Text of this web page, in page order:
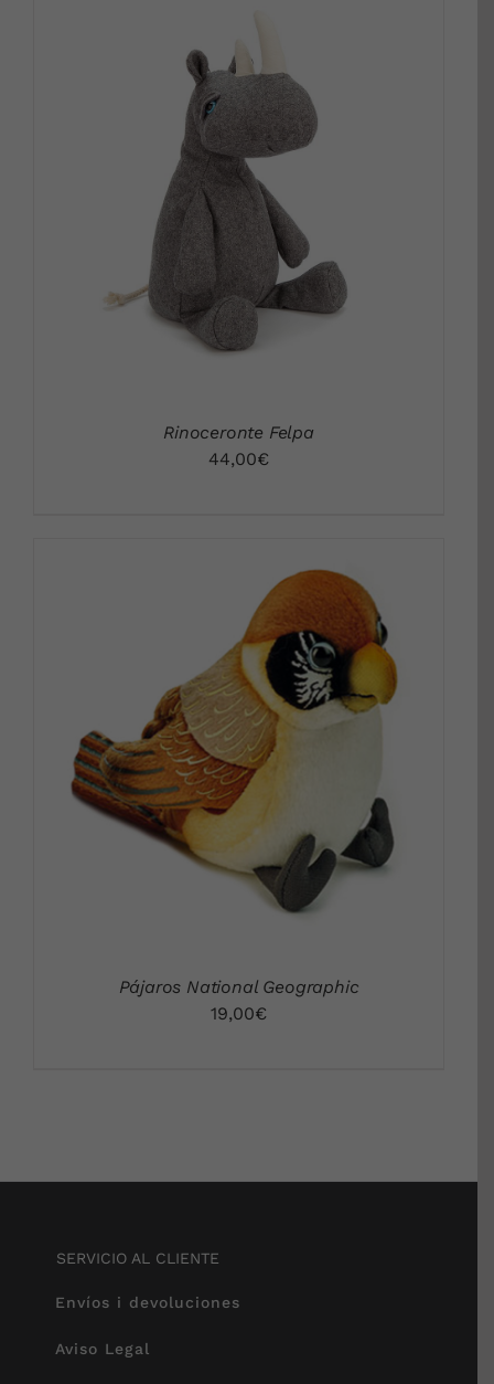
DETALLES
Rinoceronte Felpa
44,00€
DETALLES
Pájaros National Geographic
19,00€
SERVICIO AL CLIENTE
Envíos i devoluciones
Aviso Legal